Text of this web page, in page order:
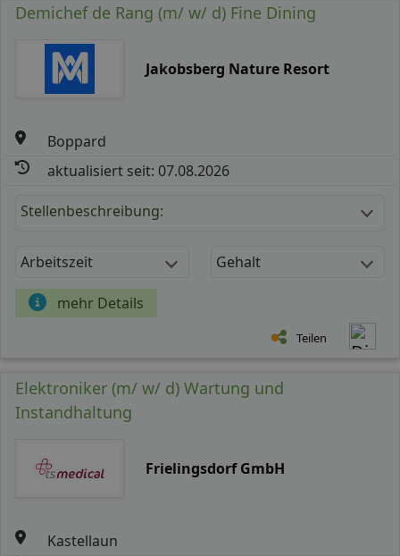
Demichef de Rang (m/ w/ d) Fine Dining
Jakobsberg Nature Resort
Boppard
aktualisiert seit: 07.08.2026
Stellenbeschreibung:
Arbeitszeit Gehalt
mehr Details
Teilen
Elektroniker (m/ w/ d) Wartung und
Instandhaltung
Frielingsdorf GmbH
Kastellaun